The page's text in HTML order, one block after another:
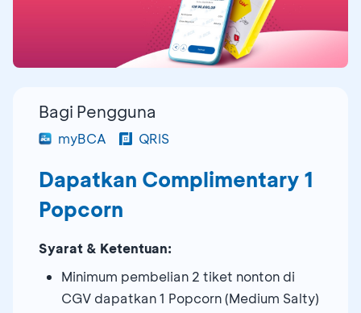
Bagi Pengguna
myBCA QRIS
Dapatkan Complimentary 1
Popcorn
Syarat & Ketentuan:
Minimum pembelian 2 tiket nonton di
CGV dapatkan 1 Popcorn (Medium Salty)